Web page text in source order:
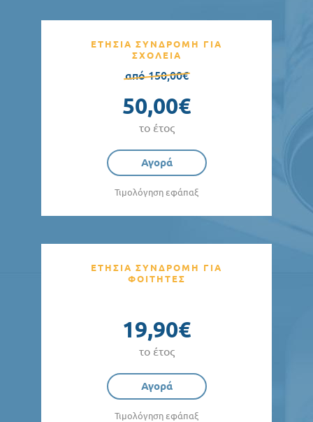
ΕΤΗΣΙΑ ΣΥΝΔΡΟΜΗ ΓΙΑ
ΣΧΟΛΕΙΑ
από 150,00€
50,00€
το έτος
Αγορά
Τιμολόγηση εφάπαξ
ΕΤΗΣΙΑ ΣΥΝΔΡΟΜΗ ΓΙΑ
ΦΟΙΤΗΤΕΣ
19,90€
το έτος
Αγορά
Τιμολόγηση εφάπαξ